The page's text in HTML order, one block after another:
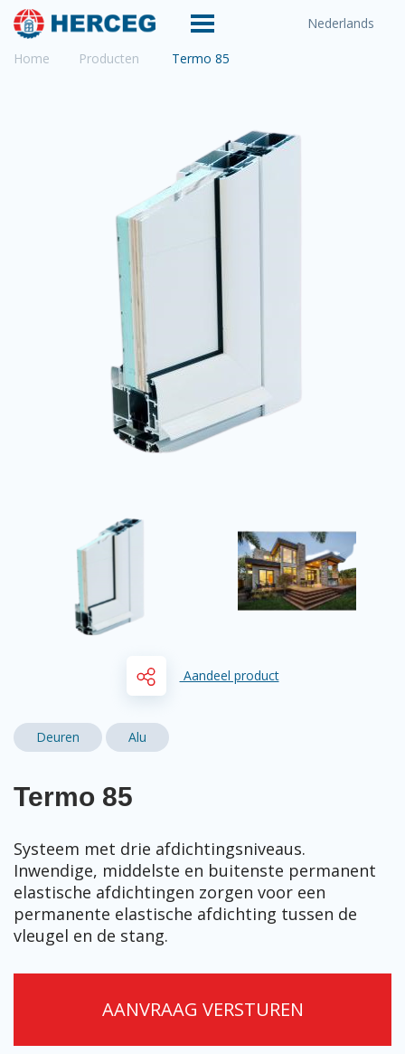
Nederlands
Home Producten Termo 85
Aandeel product
Deuren Alu
Termo 85
Systeem met drie afdichtingsniveaus.
Inwendige, middelste en buitenste permanent
elastische afdichtingen zorgen voor een
permanente elastische afdichting tussen de
vleugel en de stang.
AANVRAAG VERSTUREN